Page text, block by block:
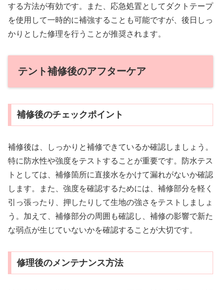
する方法が有効です。また、応急処置としてダクトテープ
を使用して一時的に補強することも可能ですが、後日しっ
かりとした修理を行うことが推奨されます。
テント補修後のアフターケア
補修後のチェックポイント
補修後は、しっかりと補修できているか確認しましょう。
特に防水性や強度をテストすることが重要です。防水テス
トとしては、補修箇所に直接水をかけて漏れがないか確認
します。また、強度を確認するためには、補修部分を軽く
引っ張ったり、押したりして生地の強さをテストしましょ
う。加えて、補修部分の周囲も確認し、補修の影響で新た
な弱点が生じていないかを確認することが大切です。
修理後のメンテナンス方法